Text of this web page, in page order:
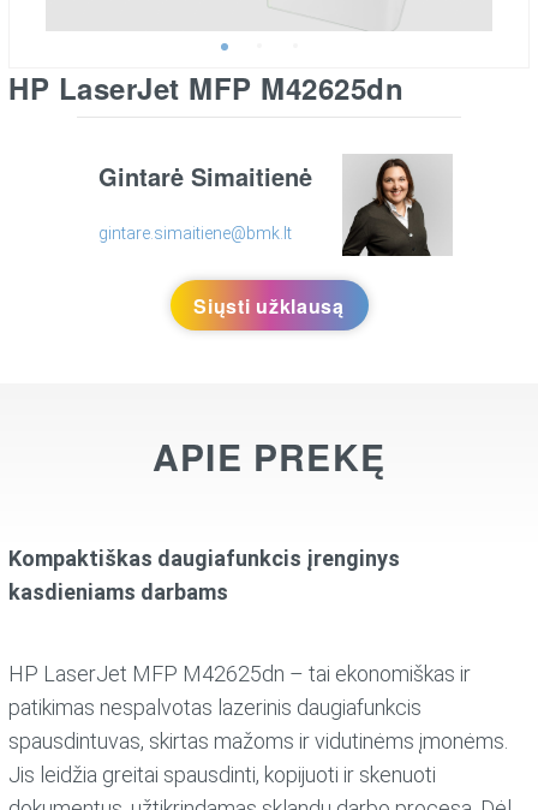
HP LaserJet MFP M42625dn
Gintarė Simaitienė
gintare.simaitiene@bmk.lt
Siųsti užklausą
APIE PREKĘ
Kompaktiškas daugiafunkcis įrenginys
kasdieniams darbams
HP LaserJet MFP M42625dn – tai ekonomiškas ir
patikimas nespalvotas lazerinis daugiafunkcis
spausdintuvas, skirtas mažoms ir vidutinėms įmonėms.
Jis leidžia greitai spausdinti, kopijuoti ir skenuoti